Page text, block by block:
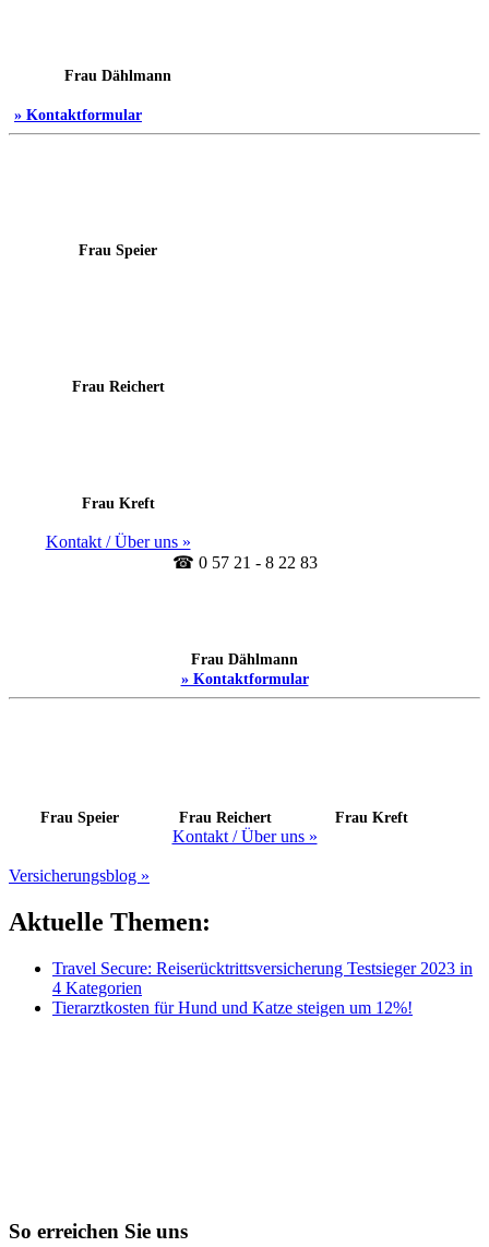
Frau Dählmann
» Kontaktformular
Frau Speier
Frau Reichert
Frau Kreft
Kontakt / Über uns »
☎ 0 57 21 - 8 22 83
Frau Dählmann
» Kontaktformular
Frau Speier Frau Reichert Frau Kreft
Kontakt / Über uns »
Versicherungsblog »
Aktuelle Themen:
Travel Secure: Reiserücktrittsversicherung Testsieger 2023 in
4 Kategorien
Tierarztkosten für Hund und Katze steigen um 12%!
So erreichen Sie uns